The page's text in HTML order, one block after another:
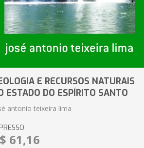
E RECURSOS NATURAIS
ESTADO DO ESPÍRITO SANTO
antonio teixeira lima
61,16